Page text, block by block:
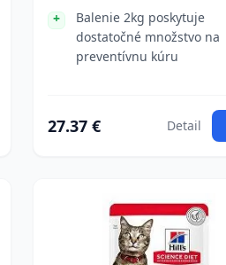
Balenie 2kg poskytuje
dostatočné množstvo na
preventívnu kúru
27.37 € Detail